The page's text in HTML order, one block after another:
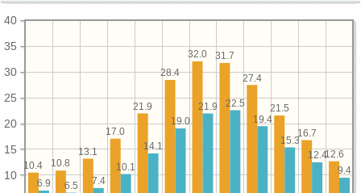
10
15
20
25
30
35
40
12.6
16.7
21.5
27.4
31.7
32.0
28.4
21.9
17.0
13.1
10.8
10.4 9.4
12.4
15.3
19.4
22.5
21.9
19.0
14.1
10.1
7.4
6.5
6.9